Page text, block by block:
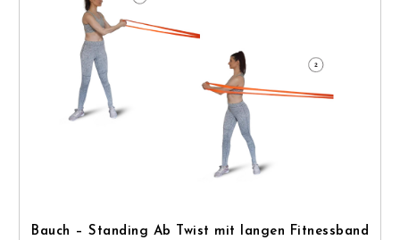
Bauch – Standing Ab Twist mit langen Fitnessband